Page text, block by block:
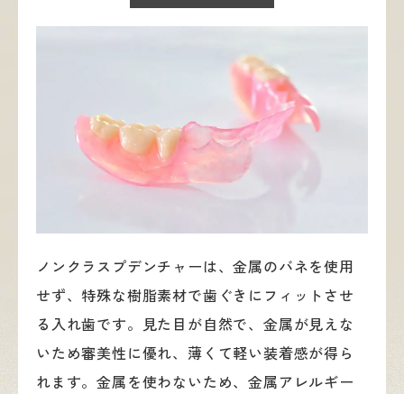
ノンクラスプデンチャーは、金属のバネを使用
せず、特殊な樹脂素材で歯ぐきにフィットさせ
る入れ歯です。見た目が自然で、金属が見えな
いため審美性に優れ、薄くて軽い装着感が得ら
れます。金属を使わないため、金属アレルギー